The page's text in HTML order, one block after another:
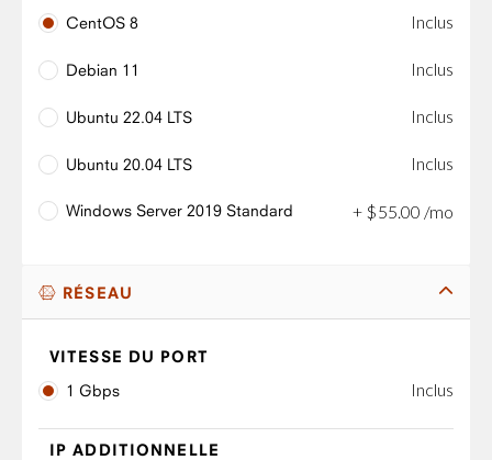
CentOS 8
Inclus
Debian 11 Inclus
Ubuntu 22.04 LTS Inclus
Ubuntu 20.04 LTS Inclus
Windows Server 2019 Standard + $55.00 /mo
RÉSEAU
VITESSE DU PORT
1 Gbps
Inclus
IP ADDITIONNELLE